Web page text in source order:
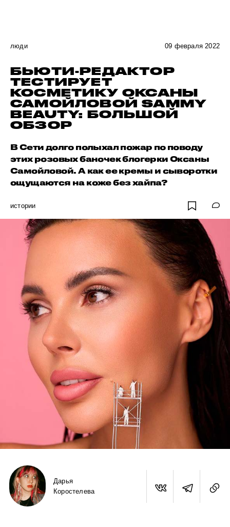
люди 09 февраля 2022
БЬЮТИ-РЕДАКТОР
ТЕСТИРУЕТ
КОСМЕТИКУ ОКСАНЫ
САМОЙЛОВОЙ SAMMY
BEAUTY: БОЛЬШОЙ
ОБЗОР
В Сети долго полыхал пожар по поводу
этих розовых баночек блогерки Оксаны
Самойловой. А как ее кремы и сыворотки
ощущаются на коже без хайпа?
истории
Дарья
Коростелева